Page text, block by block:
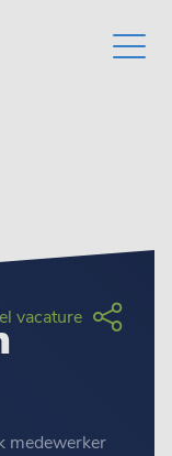
medewerker
vacature